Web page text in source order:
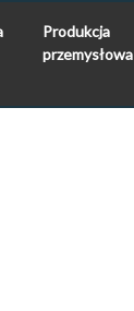
Produkcja
przemysłowa